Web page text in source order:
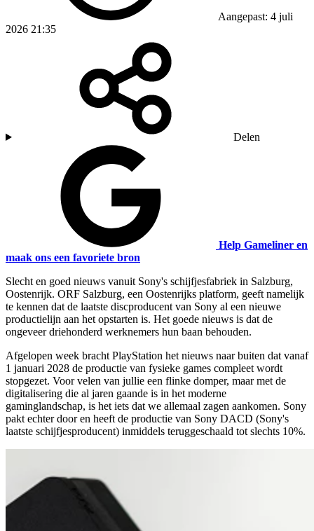
Aangepast: 4 juli
2026 21:35
Delen
Help Gameliner en
maak ons een favoriete bron
Slecht en goed nieuws vanuit Sony's schijfjesfabriek in Salzburg,
Oostenrijk. ORF Salzburg, een Oostenrijks platform, geeft namelijk
te kennen dat de laatste discproducent van Sony al een nieuwe
productielijn aan het opstarten is. Het goede nieuws is dat de
ongeveer driehonderd werknemers hun baan behouden.
Afgelopen week bracht PlayStation het nieuws naar buiten dat vanaf
1 januari 2028 de productie van fysieke games compleet wordt
stopgezet. Voor velen van jullie een flinke domper, maar met de
digitalisering die al jaren gaande is in het moderne
gaminglandschap, is het iets dat we allemaal zagen aankomen. Sony
pakt echter door en heeft de productie van Sony DACD (Sony's
laatste schijfjesproducent) inmiddels teruggeschaald tot slechts 10%.